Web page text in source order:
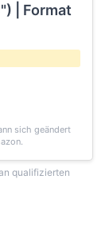
| Format
sich geändert
qualifizierten